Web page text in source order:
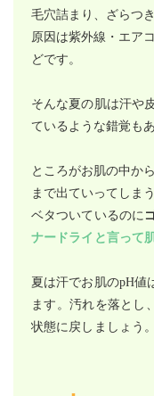
毛穴詰まり、ざらつ
原因は紫外線・エア
どです。
そんな夏の肌は汗や
ているような錯覚も
ところがお肌の中か
まで出ていってしま
ベタついているのに
ナードライと言って
夏は汗でお肌のpH値
ます。汚れを落とし
状態に戻しましょう。